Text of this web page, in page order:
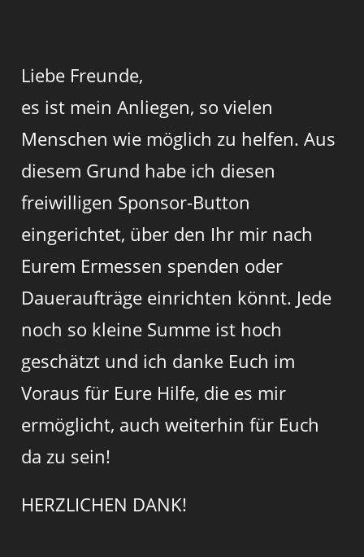
Liebe Freunde,
es ist mein Anliegen, so vielen
Menschen wie möglich zu helfen. Aus
diesem Grund habe ich diesen
freiwilligen Sponsor-Button
eingerichtet, über den Ihr mir nach
Eurem Ermessen spenden oder
Daueraufträge einrichten könnt. Jede
noch so kleine Summe ist hoch
geschätzt und ich danke Euch im
Voraus für Eure Hilfe, die es mir
ermöglicht, auch weiterhin für Euch
da zu sein!
HERZLICHEN DANK!